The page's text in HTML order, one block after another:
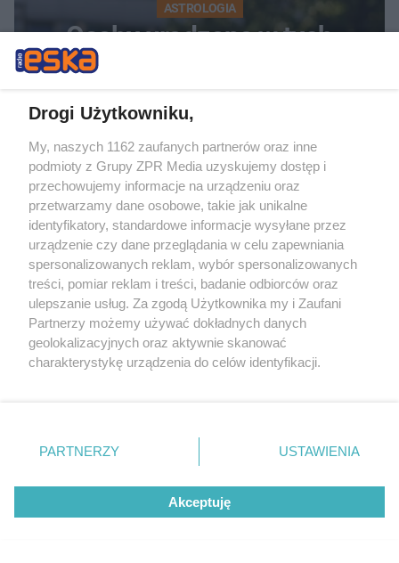
ASTROLOGIA
Osoby urodzone w tych
miesiącach to prawdziwi
zwycięzcy. Sukces to ich
drugie imię
Akcja policji w powiecie
Zabezpieczono narkotyki,
broń i Mercedesa
Drogi Użytkowniku,
My, naszych 1162 zaufanych partnerów oraz inne
podmioty z Grupy ZPR Media uzyskujemy dostęp i
przechowujemy informacje na urządzeniu oraz
przetwarzamy dane osobowe, takie jak unikalne
identyfikatory, standardowe informacje wysyłane przez
urządzenie czy dane przeglądania w celu zapewniania
spersonalizowanych reklam, wybór spersonalizowanych
treści, pomiar reklam i treści, badanie odbiorców oraz
ulepszanie usług. Za zgodą Użytkownika my i Zaufani
Partnerzy możemy używać dokładnych danych
geolokalizacyjnych oraz aktywnie skanować
charakterystykę urządzenia do celów identyfikacji.
zmienić/wycofać klikając przycisk ustawień prywatności
znajdujący się w lewym dolnym rogu strony
rodzaje przetwarzania danych nie wymagają zgody
użytkownika, ale masz prawo sprzeciwić się takiemu
przetwarzaniu. Preferencje będą miały zastosowanie tylko
PARTNERZY USTAWIENIA
Akceptuję